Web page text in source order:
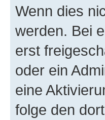
Wenn dies
werden. Bei
erst
oder ein
eine
folge den